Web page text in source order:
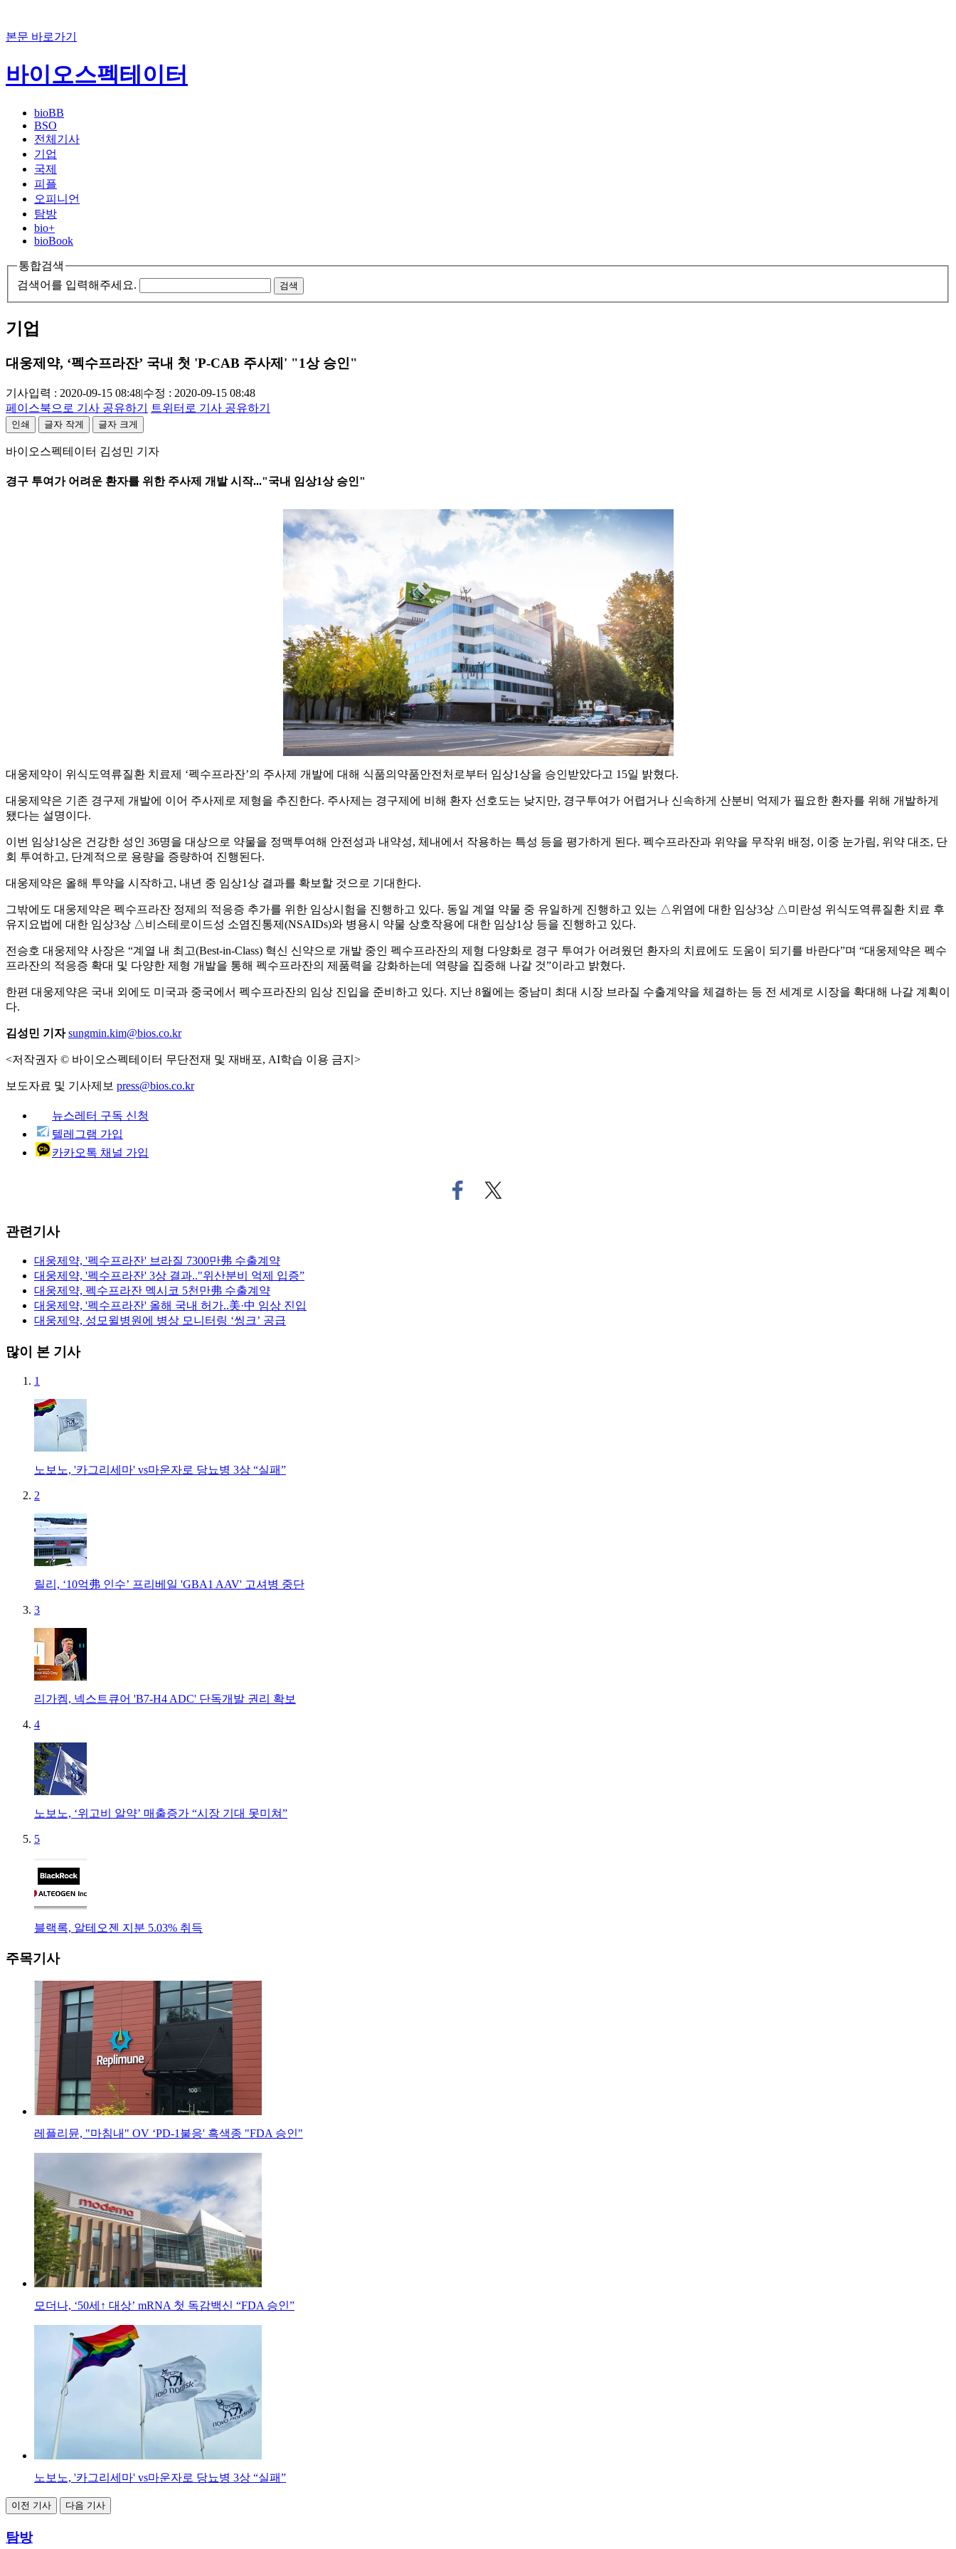
본문 바로가기
바이오스펙테이터
bioBB
BSO
전체기사
기업
국제
피플
오피니언
탐방
bio+
bioBook
통합검색
검색어를 입력해주세요.
검색
기업
대웅제약, ‘펙수프라잔’ 국내 첫 'P-CAB 주사제' "1상 승인"
기사입력 : 2020-09-15 08:48|수정 : 2020-09-15 08:48
페이스북으로 기사 공유하기
트위터로 기사 공유하기
인쇄 글자 작게 글자 크게
바이오스펙테이터 김성민 기자
경구 투여가 어려운 환자를 위한 주사제 개발 시작..."국내 임상1상 승인"
대웅제약이 위식도역류질환 치료제 ‘펙수프라잔’의 주사제 개발에 대해 식품의약품안전처로부터 임상1상을 승인받았다고 15일 밝혔다.
대웅제약은 기존 경구제 개발에 이어 주사제로 제형을 추진한다. 주사제는 경구제에 비해 환자 선호도는 낮지만, 경구투여가 어렵거나 신속하게 산분비 억제가 필요한 환자를 위해 개발하게
됐다는 설명이다.
이번 임상1상은 건강한 성인 36명을 대상으로 약물을 정맥투여해 안전성과 내약성, 체내에서 작용하는 특성 등을 평가하게 된다. 펙수프라잔과 위약을 무작위 배정, 이중 눈가림, 위약 대조, 단
회 투여하고, 단계적으로 용량을 증량하여 진행된다.
대웅제약은 올해 투약을 시작하고, 내년 중 임상1상 결과를 확보할 것으로 기대한다.
그밖에도 대웅제약은 펙수프라잔 정제의 적응증 추가를 위한 임상시험을 진행하고 있다. 동일 계열 약물 중 유일하게 진행하고 있는 △위염에 대한 임상3상 △미란성 위식도역류질환 치료 후
유지요법에 대한 임상3상 △비스테로이드성 소염진통제(NSAIDs)와 병용시 약물 상호작용에 대한 임상1상 등을 진행하고 있다.
전승호 대웅제약 사장은 “계열 내 최고(Best-in-Class) 혁신 신약으로 개발 중인 펙수프라잔의 제형 다양화로 경구 투여가 어려웠던 환자의 치료에도 도움이 되기를 바란다”며 “대웅제약은 펙수
프라잔의 적응증 확대 및 다양한 제형 개발을 통해 펙수프라잔의 제품력을 강화하는데 역량을 집중해 나갈 것”이라고 밝혔다.
한편 대웅제약은 국내 외에도 미국과 중국에서 펙수프라잔의 임상 진입을 준비하고 있다. 지난 8월에는 중남미 최대 시장 브라질 수출계약을 체결하는 등 전 세계로 시장을 확대해 나갈 계획이
다.
김성민 기자 sungmin.kim@bios.co.kr
<저작권자 © 바이오스펙테이터 무단전재 및 재배포, AI학습 이용 금지>
보도자료 및 기사제보 press@bios.co.kr
뉴스레터 구독 신청
텔레그램 가입
카카오톡 채널 가입
페
이
트
위
관련기사
대웅제약, '펙수프라잔' 브라질 7300만弗 수출계약
대웅제약, '펙수프라잔' 3상 결과.."위산분비 억제 입증”
대웅제약, 펙수프라잔 멕시코 5천만弗 수출계약
대웅제약, '펙수프라잔' 올해 국내 허가..美·中 임상 진입
대웅제약, 성모윌병원에 병상 모니터링 ‘씽크’ 공급
많이 본 기사
1
노보노, '카그리세마' vs마운자로 당뇨병 3상 “실패”
2
릴리, ‘10억弗 인수’ 프리베일 'GBA1 AAV' 고셔병 중단
3
리가켐, 넥스트큐어 'B7-H4 ADC' 단독개발 권리 확보
4
노보노, ‘위고비 알약’ 매출증가 “시장 기대 못미쳐”
5
블랙록, 알테오젠 지분 5.03% 취득
주목기사
레플리뮨, "마침내" OV ‘PD-1불응' 흑색종 "FDA 승인"
모더나, ‘50세↑ 대상’ mRNA 첫 독감백신 “FDA 승인”
노보노, '카그리세마' vs마운자로 당뇨병 3상 “실패”
이전 기사 다음 기사
탐방